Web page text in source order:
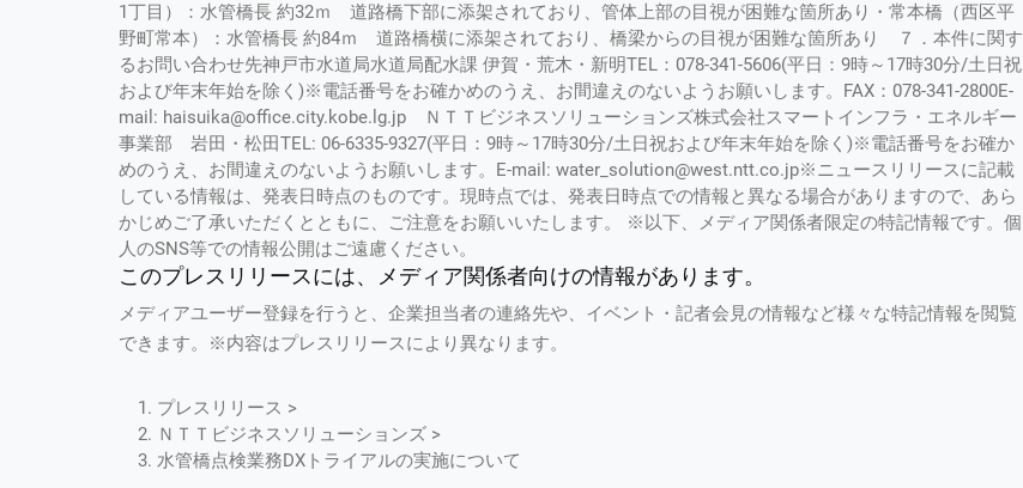
1丁目）：水管橋長 約32ｍ 道路橋下部に添架されており、管体上部の目視が困難な箇所あり・常本橋（西区平
野町常本）：水管橋長 約84ｍ 道路橋横に添架されており、橋梁からの目視が困難な箇所あり ７．本件に関す
るお問い合わせ先神戸市水道局水道局配水課 伊賀・荒木・新明TEL：078-341-5606(平日：9時～17時30分/土日祝
および年末年始を除く)※電話番号をお確かめのうえ、お間違えのないようお願いします。FAX：078-341-2800E-
mail: haisuika@office.city.kobe.lg.jp ＮＴＴビジネスソリューションズ株式会社スマートインフラ・エネルギー
事業部 岩田・松田TEL: 06-6335-9327(平日：9時～17時30分/土日祝および年末年始を除く)※電話番号をお確か
めのうえ、お間違えのないようお願いします。E-mail: water_solution@west.ntt.co.jp※ニュースリリースに記載
している情報は、発表日時点のものです。現時点では、発表日時点での情報と異なる場合がありますので、あら
かじめご了承いただくとともに、ご注意をお願いいたします。 ※以下、メディア関係者限定の特記情報です。個
人のSNS等での情報公開はご遠慮ください。
このプレスリリースには、メディア関係者向けの情報があります。
メディアユーザー登録を行うと、企業担当者の連絡先や、イベント・記者会見の情報など様々な特記情報を閲覧
できます。※内容はプレスリリースにより異なります。
プレスリリース >
ＮＴＴビジネスソリューションズ >
水管橋点検業務DXトライアルの実施について